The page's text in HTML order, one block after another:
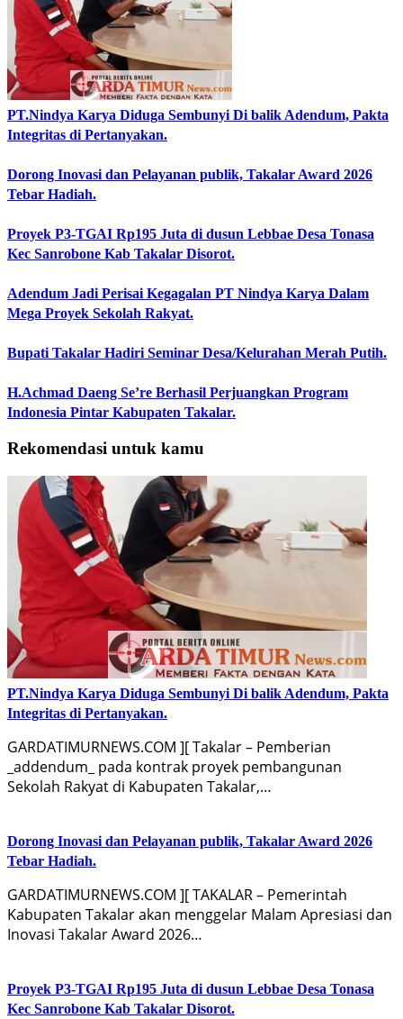
PT.Nindya Karya Diduga Sembunyi Di balik Adendum, Pakta
Integritas di Pertanyakan.
Dorong Inovasi dan Pelayanan publik, Takalar Award 2026
Tebar Hadiah.
Proyek P3-TGAI Rp195 Juta di dusun Lebbae Desa Tonasa
Kec Sanrobone Kab Takalar Disorot.
Adendum Jadi Perisai Kegagalan PT Nindya Karya Dalam
Mega Proyek Sekolah Rakyat.
Bupati Takalar Hadiri Seminar Desa/Kelurahan Merah Putih.
H.Achmad Daeng Se’re Berhasil Perjuangkan Program
Indonesia Pintar Kabupaten Takalar.
Rekomendasi untuk kamu
PT.Nindya Karya Diduga Sembunyi Di balik Adendum, Pakta
Integritas di Pertanyakan.
GARDATIMURNEWS.COM ][ Takalar – Pemberian
_addendum_ pada kontrak proyek pembangunan
Sekolah Rakyat di Kabupaten Takalar,…
Dorong Inovasi dan Pelayanan publik, Takalar Award 2026
Tebar Hadiah.
GARDATIMURNEWS.COM ][ TAKALAR – Pemerintah
Kabupaten Takalar akan menggelar Malam Apresiasi dan
Inovasi Takalar Award 2026…
Proyek P3-TGAI Rp195 Juta di dusun Lebbae Desa Tonasa
Kec Sanrobone Kab Takalar Disorot.